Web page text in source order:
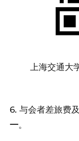
上海交通
6. 与会者差旅费
一。